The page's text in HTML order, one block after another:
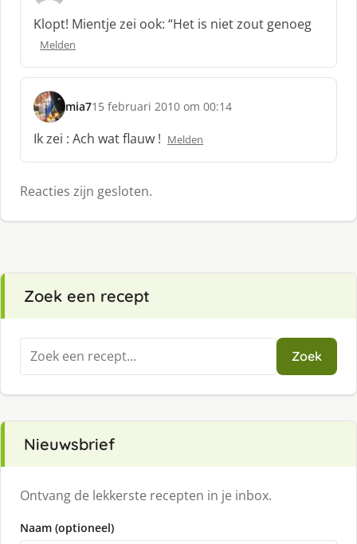
f
:c
h
e
f
:
Klopt! Mientje zei ook: “Het is niet zout genoeg
Melden
mia7
s
c
h
r
e
15 februari 2010 om 00:14
Ik zei : Ach wat flauw ! Melden
Reacties zijn gesloten.
Zoek een recept
Zoeken
naar:
Zoek
Nieuwsbrief
Ontvang de lekkerste recepten in je inbox.
Naam (optioneel)